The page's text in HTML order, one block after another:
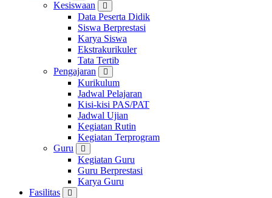
Kesiswaan
Data Peserta Didik
Siswa Berprestasi
Karya Siswa
Ekstrakurikuler
Tata Tertib
Pengajaran
Kurikulum
Jadwal Pelajaran
Kisi-kisi PAS/PAT
Jadwal Ujian
Kegiatan Rutin
Kegiatan Terprogram
Guru
Kegiatan Guru
Guru Berprestasi
Karya Guru
Fasilitas